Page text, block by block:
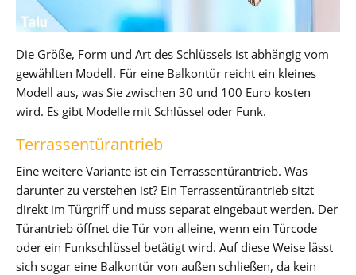
Die Größe, Form und Art des Schlüssels ist abhängig vom
gewählten Modell. Für eine Balkontür reicht ein kleines
Modell aus, was Sie zwischen 30 und 100 Euro kosten
wird. Es gibt Modelle mit Schlüssel oder Funk.
Terrassentürantrieb
Eine weitere Variante ist ein Terrassentürantrieb. Was
darunter zu verstehen ist? Ein Terrassentürantrieb sitzt
direkt im Türgriff und muss separat eingebaut werden. Der
Türantrieb öffnet die Tür von alleine, wenn ein Türcode
oder ein Funkschlüssel betätigt wird. Auf diese Weise lässt
sich sogar eine Balkontür von außen schließen, da kein